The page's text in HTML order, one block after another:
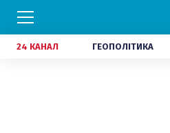
24 КАНАЛ ГЕОПОЛІТИКА